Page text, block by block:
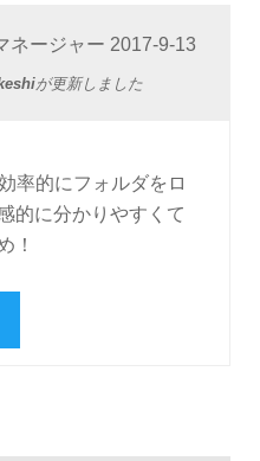
ネージャー 2017-9-13
が更新しました
率的にフォルダをロ
的に分かりやすくて
！